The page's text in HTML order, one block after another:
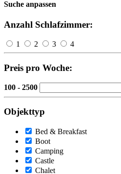
Suche anpassen
Anzahl Schlafzimmer:
1 2 3 4
Preis pro Woche:
100 - 2500
Objekttyp
Bed & Breakfast
Boot
Camping
Castle
Chalet